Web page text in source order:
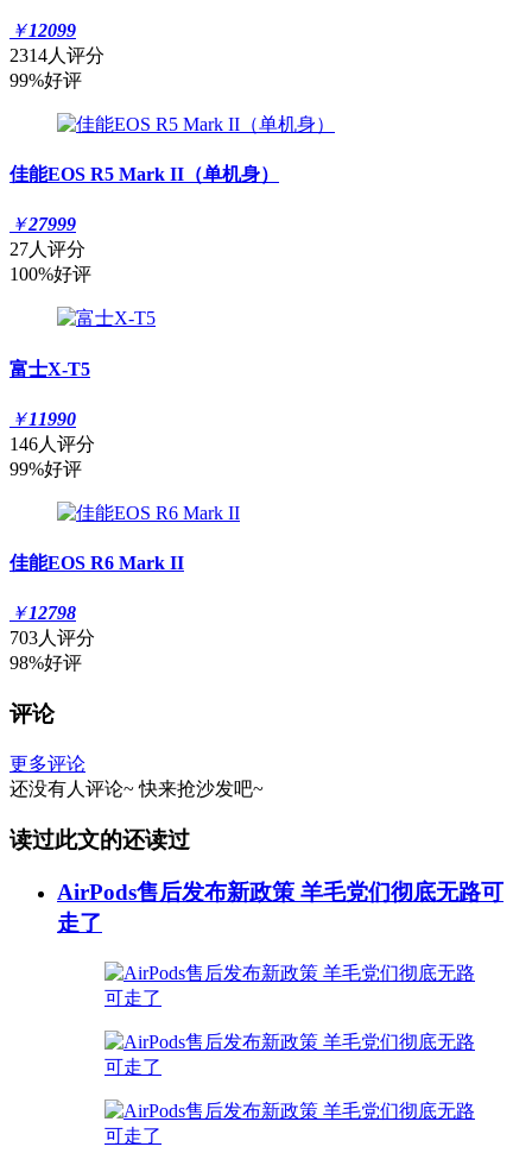
￥12099
2314人评分
99%好评
佳能EOS R5 Mark II（单机身）
￥27999
27人评分
100%好评
富士X-T5
￥11990
146人评分
99%好评
佳能EOS R6 Mark II
￥12798
703人评分
98%好评
评论
更多评论
还没有人评论~ 快来抢沙发吧~
读过此文的还读过
AirPods售后发布新政策 羊毛党们彻底无路可
走了